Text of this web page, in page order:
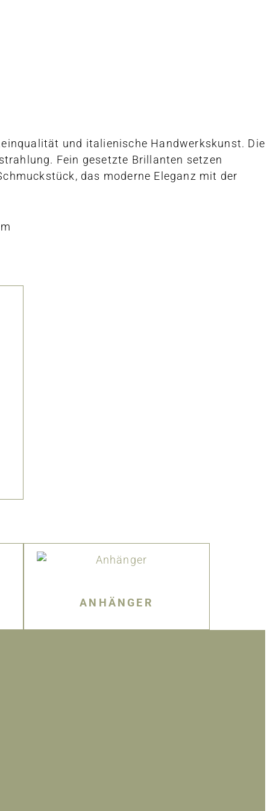
und italienische Handwerkskunst. Die
Fein gesetzte Brillanten setzen
das moderne Eleganz mit der
ANHÄNGER